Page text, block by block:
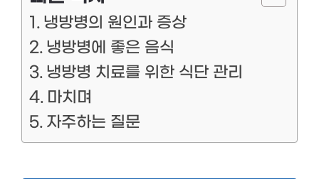
냉방병의 원인과 증상
냉방병에 좋은 음식
냉방병 치료를 위한 식단 관리
마치며
자주하는 질문